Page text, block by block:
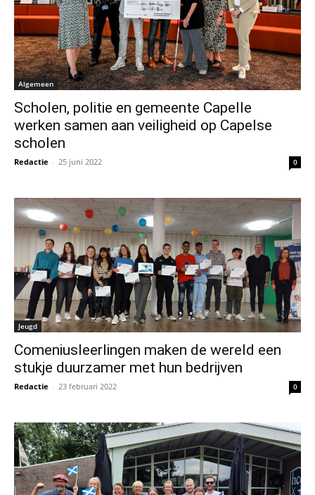
Algemeen
Scholen, politie en gemeente Capelle
werken samen aan veiligheid op Capelse
scholen
Redactie - 25 juni 2022 0
Jeugd
Comeniusleerlingen maken de wereld een
stukje duurzamer met hun bedrijven
Redactie - 23 februari 2022 0